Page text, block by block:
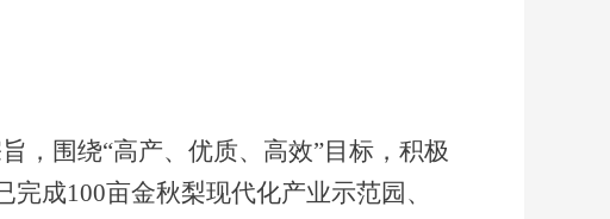
，围绕“高产、优质、高效”目标，积极
成100亩金秋梨现代化产业示范园、